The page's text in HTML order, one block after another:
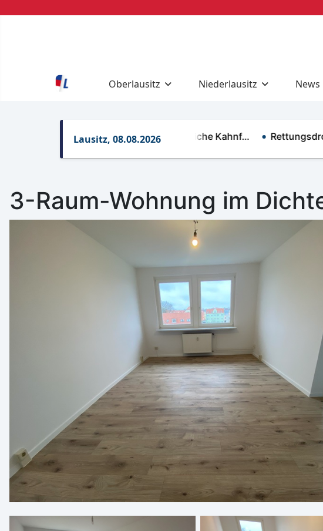
Oberlausitz Niederlausitz News
Lausitz, 08.08.2026
Regelungen für gewerbliche Kahnf…
3-Raum-Wohnung im